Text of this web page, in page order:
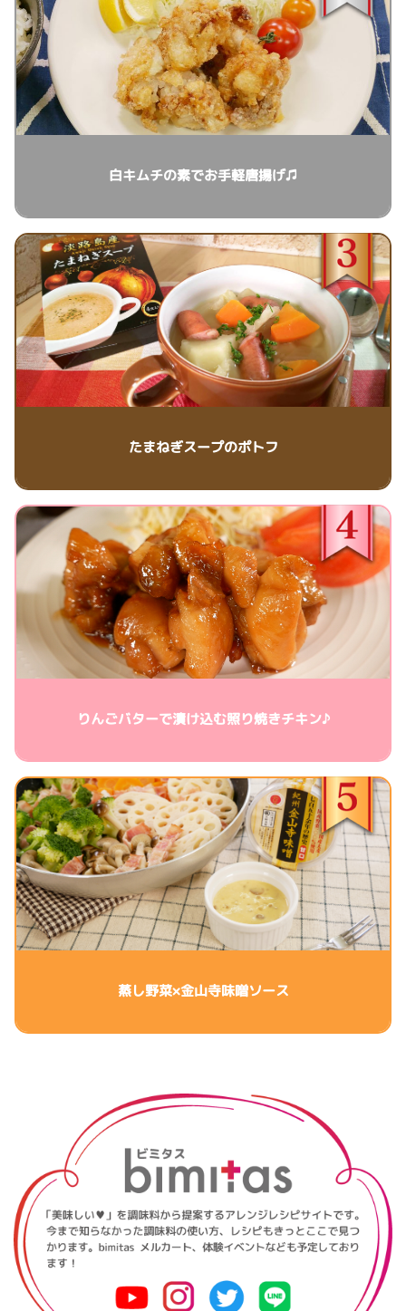
白キムチの素でお手軽唐揚げ♫
たまねぎスープのポトフ
りんごバターで漬け込む照り焼きチキン♪
蒸し野菜×金山寺味噌ソース